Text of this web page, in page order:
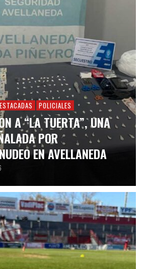
POLICIALES
A “LA TUERTA”, UNA
POR
EN AVELLANEDA